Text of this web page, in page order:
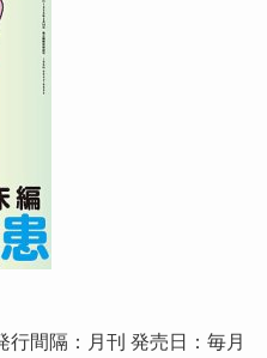
行間隔：月刊 発売日：毎月